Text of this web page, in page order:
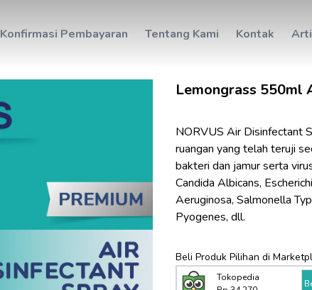
Konfirmasi Pembayaran Tentang Kami Kontak
Lemongrass 550ml
NORVUS Air Disinfectant
ruangan yang telah teruji
bakteri dan jamur serta
Candida Albicans,
Aeruginosa, Salmonella
Pyogenes, dll.
Beli Produk Pilihan di
Tokopedia